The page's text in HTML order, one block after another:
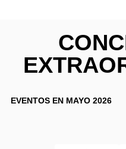
EVENTOS EN MAYO 2026